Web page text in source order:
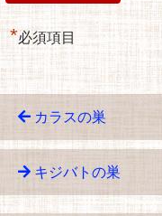
*必須項目
カラスの巣
キジバトの巣